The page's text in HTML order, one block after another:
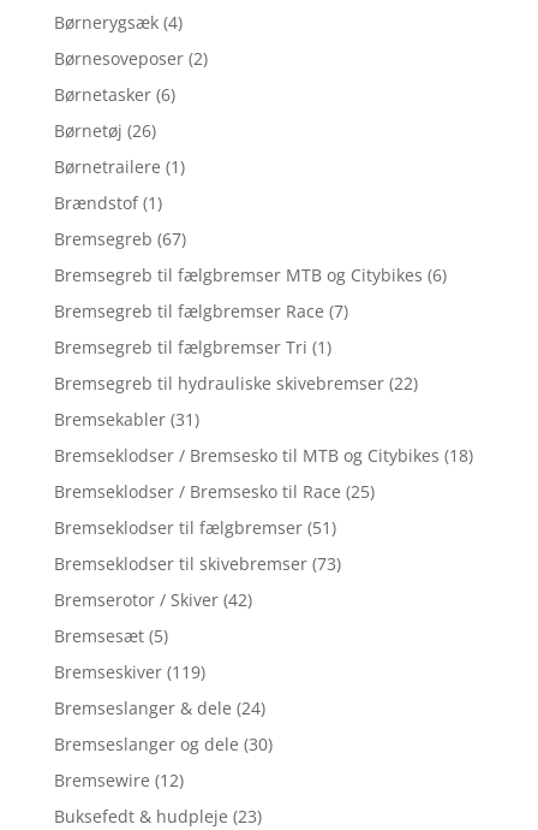
Børnerygsæk (4)
Børnesoveposer (2)
Børnetasker (6)
Børnetøj (26)
Børnetrailere (1)
Brændstof (1)
Bremsegreb (67)
Bremsegreb til fælgbremser MTB og Citybikes (6)
Bremsegreb til fælgbremser Race (7)
Bremsegreb til fælgbremser Tri (1)
Bremsegreb til hydrauliske skivebremser (22)
Bremsekabler (31)
Bremseklodser / Bremsesko til MTB og Citybikes (18)
Bremseklodser / Bremsesko til Race (25)
Bremseklodser til fælgbremser (51)
Bremseklodser til skivebremser (73)
Bremserotor / Skiver (42)
Bremsesæt (5)
Bremseskiver (119)
Bremseslanger & dele (24)
Bremseslanger og dele (30)
Bremsewire (12)
Buksefedt & hudpleje (23)